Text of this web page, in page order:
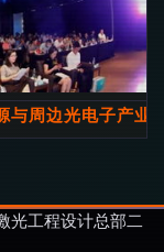
与周边光电子产业
光工程设计总部二